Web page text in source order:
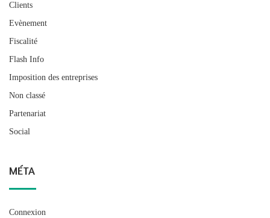
Clients
Evènement
Fiscalité
Flash Info
Imposition des entreprises
Non classé
Partenariat
Social
MÉTA
Connexion